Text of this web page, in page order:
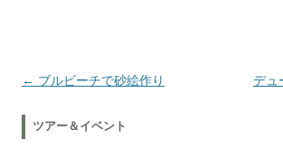
投稿ナビゲーション
← ブルビーチで砂絵作り デュ
ツアー＆イベント